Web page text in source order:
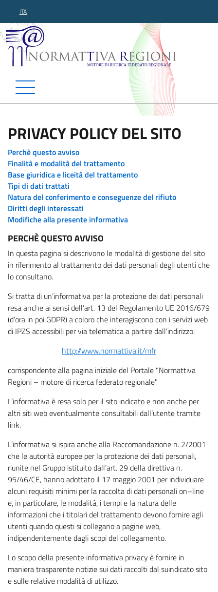
ITA
Normattiva Regioni -
PRIVACY POLICY DEL SITO
Perchè questo avviso
Finalità e modalità del trattamento
Base giuridica e liceità del trattamento
Tipi di dati trattati
Natura del conferimento e conseguenze del rifiuto
Diritti degli interessati
Modifiche alla presente informativa
PERCHÈ QUESTO AVVISO
In questa pagina si descrivono le modalità di gestione del sito
in riferimento al trattamento dei dati personali degli utenti che
lo consultano.
Si tratta di un’informativa per la protezione dei dati personali
resa anche ai sensi dell’art. 13 del Regolamento UE 2016/679
(d’ora in poi GDPR) a coloro che interagiscono con i servizi web
di IPZS accessibili per via telematica a partire dall’indirizzo:
http://www.normattiva.it/mfr
corrispondente alla pagina iniziale del Portale "Normattiva
Regioni – motore di ricerca federato regionale"
L’informativa è resa solo per il sito indicato e non anche per
altri siti web eventualmente consultabili dall’utente tramite
link.
L’informativa si ispira anche alla Raccomandazione n. 2/2001
che le autorità europee per la protezione dei dati personali,
riunite nel Gruppo istituito dall’art. 29 della direttiva n.
95/46/CE, hanno adottato il 17 maggio 2001 per individuare
alcuni requisiti minimi per la raccolta di dati personali on–line
e, in particolare, le modalità, i tempi e la natura delle
informazioni che i titolari del trattamento devono fornire agli
utenti quando questi si collegano a pagine web,
indipendentemente dagli scopi del collegamento.
Lo scopo della presente informativa privacy è fornire in
maniera trasparente notizie sui dati raccolti dal suindicato sito
e sulle relative modalità di utilizzo.